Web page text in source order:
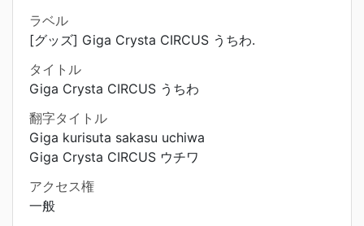
ラベル
[グッズ] Giga Crysta CIRCUS うちわ.
タイトル
Giga Crysta CIRCUS うちわ
翻字タイトル
Giga kurisuta sakasu uchiwa
Giga Crysta CIRCUS ウチワ
アクセス権
一般